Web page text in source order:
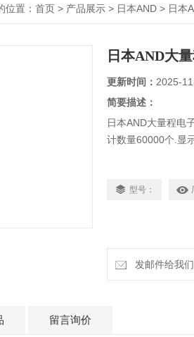
位置： 首页 > 产品展示 > 日本AND > 日本
日本AND大
更新时间： 2025-
简要描述：
日本AND大量程电
计数量60000个.显
型号：
发邮件给我
留言询价